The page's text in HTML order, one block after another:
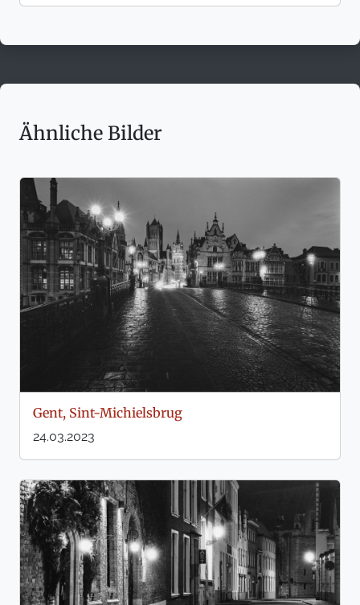
Ähnliche Bilder
Gent, Sint-Michielsbrug
24.03.2023